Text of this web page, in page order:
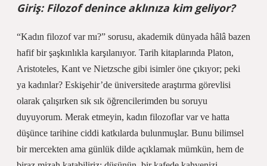
Giriş: Filozof denince aklınıza kim geliyor?
“Kadın filozof var mı?” sorusu, akademik dünyada hâlâ bazen
hafif bir şaşkınlıkla karşılanıyor. Tarih kitaplarında Platon,
Aristoteles, Kant ve Nietzsche gibi isimler öne çıkıyor; peki
ya kadınlar? Eskişehir’de üniversitede araştırma görevlisi
olarak çalışırken sık sık öğrencilerimden bu soruyu
duyuyorum. Merak etmeyin, kadın filozoflar var ve hatta
düşünce tarihine ciddi katkılarda bulunmuşlar. Bunu bilimsel
bir mercekten ama günlük dilde açıklamak mümkün, hem de